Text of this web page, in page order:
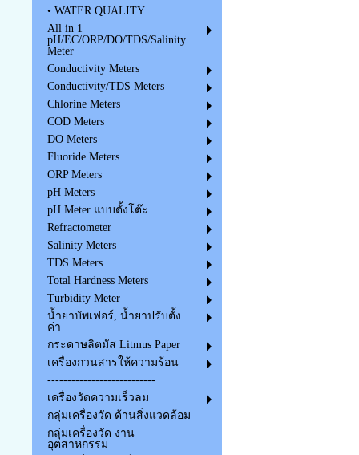
• WATER QUALITY
All in 1
pH/EC/ORP/DO/TDS/Salinity
Meter
Conductivity Meters
Conductivity/TDS Meters
Chlorine Meters
COD Meters
DO Meters
Fluoride Meters
ORP Meters
pH Meters
pH Meter แบบตั้งโต๊ะ
Refractometer
Salinity Meters
TDS Meters
Total Hardness Meters
Turbidity Meter
น้ำยาบัพเฟอร์, น้ำยาปรับตั้ง
ค่า
กระดาษลิตมัส Litmus Paper
เครื่องกวนสารให้ความร้อน
---------------------------
เครื่องวัดความเร็วลม
กลุ่มเครื่องวัด ด้านสิ่งแวดล้อม
กลุ่มเครื่องวัด งาน
อุตสาหกรรม